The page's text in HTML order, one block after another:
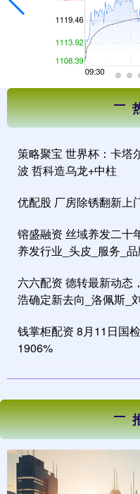
策略聚宝 世界杯：卡塔
波 哲科造乌龙+中柱
优配股 厂房除锈翻新上
镕盛融资 丝域养发二十
养发行业_头皮_服务_
六六配资 德转最新动态
浩确定新去向_洛佩斯_
钱掌柜配资 8月11日国
1906%